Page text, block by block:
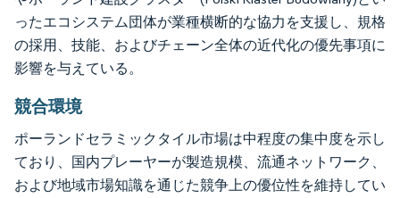
ったエコシステム団体が業種横断的な協力を支援し、規格
の採用、技能、およびチェーン全体の近代化の優先事項に
影響を与えている。
競合環境
ポーランドセラミックタイル市場は中程度の集中度を示し
ており、国内プレーヤーが製造規模、流通ネットワーク、
および地域市場知識を通じた競争上の優位性を維持してい